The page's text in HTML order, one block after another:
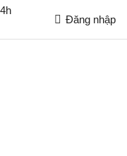
Đăng nhập